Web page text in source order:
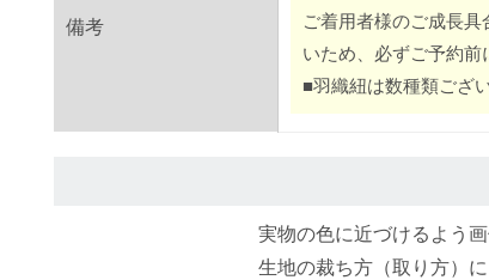
備考
ご着用者様のご成長
いため、必ずご予約前
■羽織紐は数種類ござ
実物の色に近づけるよう
生地の裁ち方（取り方）